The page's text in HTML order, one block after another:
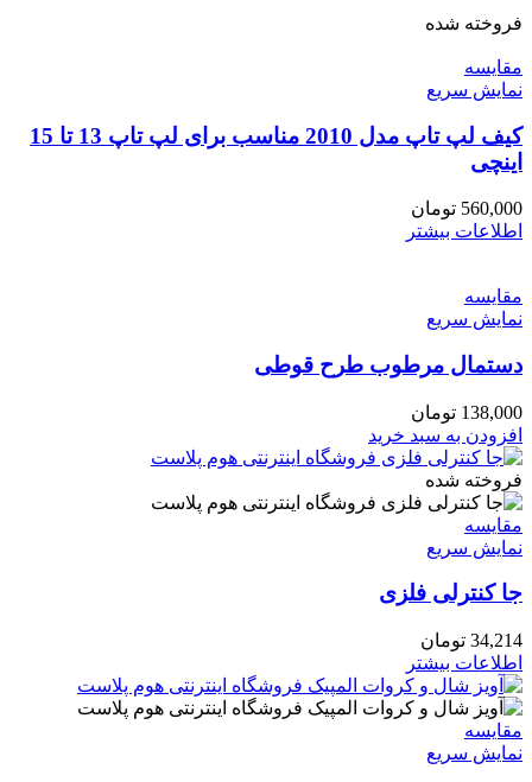
فروخته شده
مقايسه
نمایش سریع
کیف لپ تاپ مدل 2010 مناسب برای لپ تاپ 13 تا 15
اینچی
560,000 تومان
اطلاعات بیشتر
مقايسه
نمایش سریع
دستمال مرطوب طرح قوطی
138,000 تومان
افزودن به سبد خرید
فروخته شده
مقايسه
نمایش سریع
جا کنترلی فلزی
34,214 تومان
اطلاعات بیشتر
مقايسه
نمایش سریع